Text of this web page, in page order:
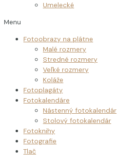
Umelecké
Menu
Fotoobrazy na plátne
Malé rozmery
Stredné rozmery
Veľké rozmery
Koláže
Fotoplagáty
Fotokalendáre
Nástenný fotokalendár
Stolový fotokalendár
Fotoknihy
Fotografie
Tlač